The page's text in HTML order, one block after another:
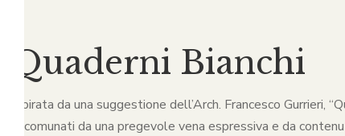
Quaderni Bianchi
Ispirata da una suggestione dell’Arch. Francesco
accomunati da una pregevole vena espressiva e da